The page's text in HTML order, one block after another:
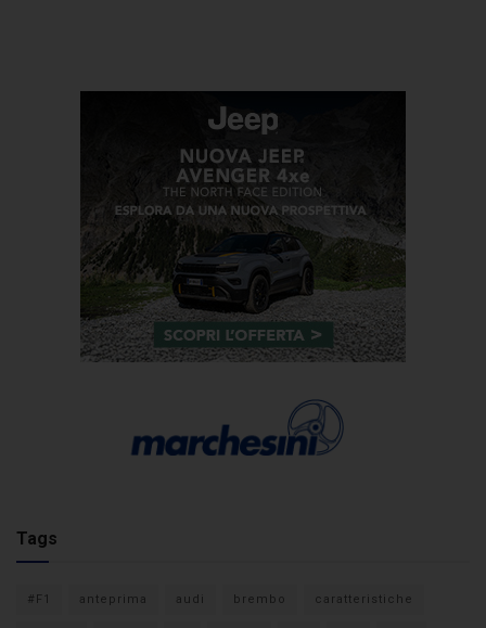
Tags
#F1 anteprima audi brembo caratteristiche